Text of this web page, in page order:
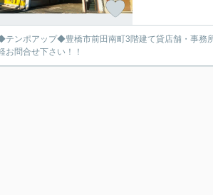
テンポアップ◆豊橋市前田南町3階建て貸店舗・事務
お問合せ下さい！！